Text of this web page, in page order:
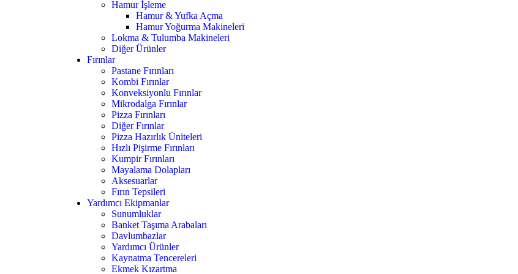
Hamur İşleme
Hamur & Yufka Açma
Hamur Yoğurma Makineleri
Lokma & Tulumba Makineleri
Diğer Ürünler
Fırınlar
Pastane Fırınları
Kombi Fırınlar
Konveksiyonlu Fırınlar
Mikrodalga Fırınlar
Pizza Fırınları
Diğer Fırınlar
Pizza Hazırlık Üniteleri
Hızlı Pişirme Fırınları
Kumpir Fırınları
Mayalama Dolapları
Aksesuarlar
Fırın Tepsileri
Yardımcı Ekipmanlar
Sunumluklar
Banket Taşıma Arabaları
Davlumbazlar
Yardımcı Ürünler
Kaynatma Tencereleri
Ekmek Kızartma